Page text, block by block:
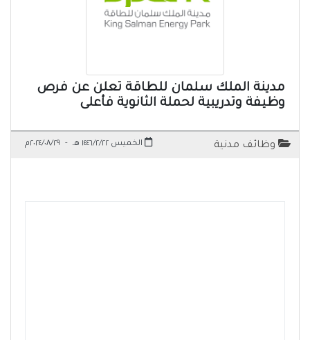
مدينة الملك سلمان للطاقة تعلن عن فرص
وظيفة وتدريبية لحملة الثانوية فأعلى
وظائف مدنية الخميس ١٤٤٦/٢/٢٢ هـ - ٢٠٢٤/٠٨/٢٩م